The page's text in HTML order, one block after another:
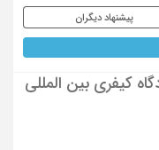
پیشنهاد دیگران
کیفری بین المللی